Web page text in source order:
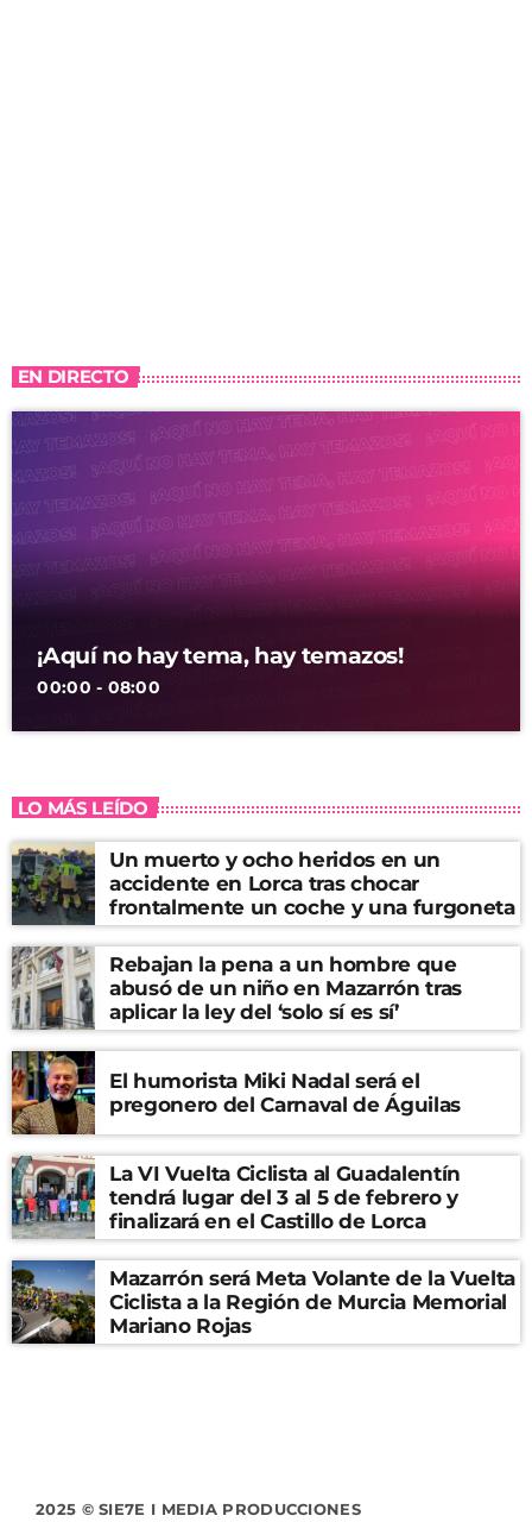
EN DIRECTO
¡Aquí no hay tema, hay temazos!
00:00 - 08:00
LO MÁS LEÍDO
Un muerto y ocho heridos en un
accidente en Lorca tras chocar
frontalmente un coche y una furgoneta
Rebajan la pena a un hombre que
abusó de un niño en Mazarrón tras
aplicar la ley del ‘solo sí es sí’
El humorista Miki Nadal será el
pregonero del Carnaval de Águilas
La VI Vuelta Ciclista al Guadalentín
tendrá lugar del 3 al 5 de febrero y
finalizará en el Castillo de Lorca
Mazarrón será Meta Volante de la Vuelta
Ciclista a la Región de Murcia Memorial
Mariano Rojas
2025 © SIE7E I MEDIA PRODUCCIONES